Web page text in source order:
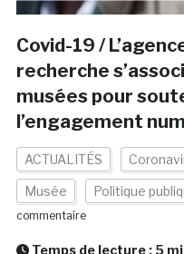
Covid-19 /
recherche
musées pour
l’engagement
ACTUALITÉS
Musée Politique
commentaire
Temps de lecture : 5